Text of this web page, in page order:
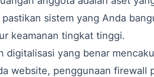
sistem yang Anda
keamanan tingkat tinggi.
digitalisasi yang benar
website, penggunaan firewall